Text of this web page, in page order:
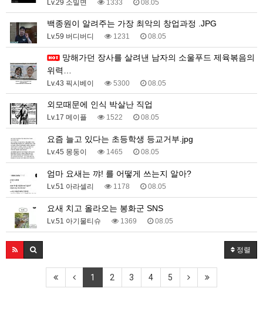
Lv.29 소밀면 1333 08.05
백종원이 알려주는 가장 최악의 창업과정 .JPG
Lv.59 버디버디 1231 08.05
위력…
Lv.43 픽시베이 5300 08.05
외모때문에 인식 박살난 직업
Lv.17 메이플 1522 08.05
요즘 늘고 있다는 초등학생 등교거부.jpg
Lv.45 몽둥이 1465 08.05
엄마 요새는 꺄! 를 어떻게 쓰는지 알아?
Lv.51 아라셀리 1178 08.05
요새 치고 올라오는 봉화군 SNS
Lv.51 아기물티슈 1369 08.05
정렬
1 2 3 4 5